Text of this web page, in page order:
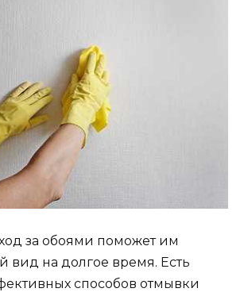
за обоями поможет им
вид на долгое время. Есть
способов отмывки